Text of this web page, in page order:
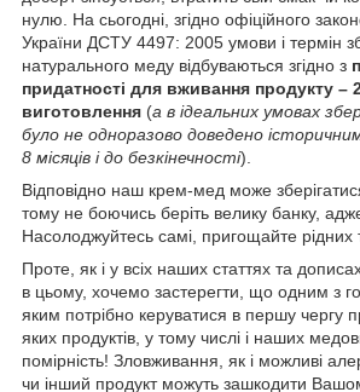
нулю. На сьогодні, згідно офіційного
України ДСТУ 4497: 2005 умови і термін
натурального меду відбуваються згідно з
придатності для вживання продукту –
виготовлення (а в ідеальних умовах
було не одноразово доведено
8 місяців і до безкінечності).
Відповідно наш крем-мед може
тому не боючись беріть велику банку,
Насолоджуйтесь самі, пригощайте рідних
Проте, як і у всіх наших статтях та
в цьому, хочемо застерегти, що одним з
яким потрібно керуватися в першу чергу
яких продуктів, у тому числі і наших
помірність! Зловживання, як і можливі
чи інший продукт можуть зашкодити